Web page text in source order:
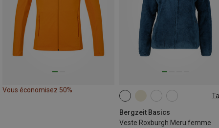
Vous économisez 50%
Bergzeit Basics
Veste Roxburgh Meru femme
XS
XXL